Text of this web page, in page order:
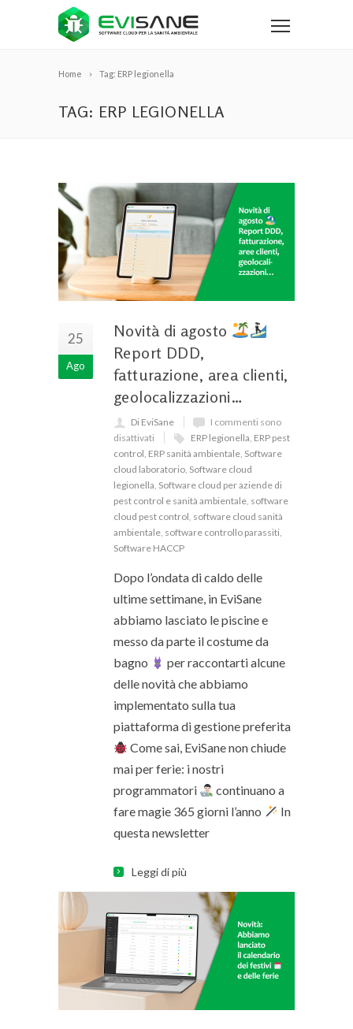
Home Tag: ERP legionella
TAG: ERP LEGIONELLA
25
Ago
Novità di agosto
Report DDD,
fatturazione, area clienti,
geolocalizzazioni…
Di EviSane
I commenti sono
disattivati
ERP legionella, ERP pest
control, ERP sanità ambientale, Software
cloud laboratorio, Software cloud
legionella, Software cloud per aziende di
pest control e sanità ambientale, software
cloud pest control, software cloud sanità
ambientale, software controllo parassiti,
Software HACCP
Dopo l’ondata di caldo delle
ultime settimane, in EviSane
abbiamo lasciato le piscine e
messo da parte il costume da
bagno
per raccontarti alcune
delle novità che abbiamo
implementato sulla tua
piattaforma di gestione preferita
Come sai, EviSane non chiude
mai per ferie: i nostri
programmatori
continuano a
fare magie 365 giorni l’anno
In
questa newsletter
Leggi di più